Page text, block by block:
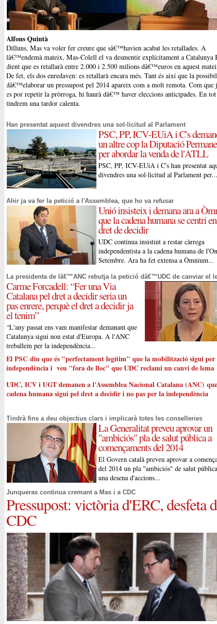
Alfons Quintà
Dilluns, Mas va voler fer creure que sâ€™havien acabat les retallades. A
lâ€™endemà mateix, Mas-Colell el va desmentir explícitament a Catalunya
dient que es retallarà entre 2.000 i 2.500 milions dâ€™euros en aquest
De fet, els dos enredaven: es retallarà encara més. Tant és així que la
dâ€™elaborar un pressupost pel 2014 apareix com a molt remota. Com que
es por repetir la pròrroga, hi haurà dâ€™ haver eleccions anticipades. En tot
tindrem una tardor calenta.
Han presentat aquest divendres una sol·licitud al Parlament
PSC, PP, ICV-EUiA i C's
un altre cop la Diputació
per abordar la venda de l'ATLL
PSC, PP, ICV-EUiA i C's han presentat
divendres una sol·licitud al Parlament
Ahir ja va fer la petició a l'Assemblea, que ho va refusar
Unió insisteix i demana ara a
que la cadena humana se centri
dret de decidir
UDC continua insistint a restar càrrega
independentista a la cadena humana de
Setembre. Ara ha fet extensa a Òmnium...
La presidenta de lâ€™ANC rebutja la petició dâ€™UDC de canviar el
Carme Forcadell: “Fer una Via
Catalana pel dret a decidir seria un
pas enrere, perquè el dret a decidir ja
el tenim”
“L'any passat ens vam manifestar demanant que
Catalunya sigui nou estat d'Europa. A l'ANC
treballem per la independència...
El PSC diu que és "perfectament legítim" que la mobilització sigui
independència i veu "fora de lloc" que UDC reclami un canvi de lema
UDC, ICV i UGT demanen a l'Assemblea Nacional Catalana (ANC)
cadena humana sigui pel dret a decidir i no pas per la independència
Tindrà fins a deu objectius clars i implicarà totes les conselleries
La Generalitat preveu aprovar un
"ambiciós" pla de salut pública a
començaments del 2014
El Govern català preveu aprovar a
del 2014 un pla "ambiciós" de salut
una desena d'accions...
Junqueras continua cremant a Mas i a CDC
Pressupost: victòria d'ERC, desfeta
CDC